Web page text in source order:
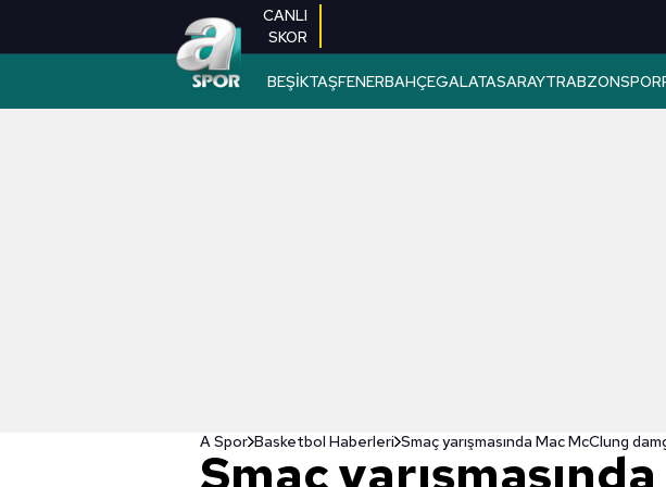
CANLI
SKOR
BEŞİKTAŞFENERBAHÇEGALATASARAYTRABZONSPOR
A Spor Basketbol Haberleri Smaç yarışmasında Mac McClung
Smaç